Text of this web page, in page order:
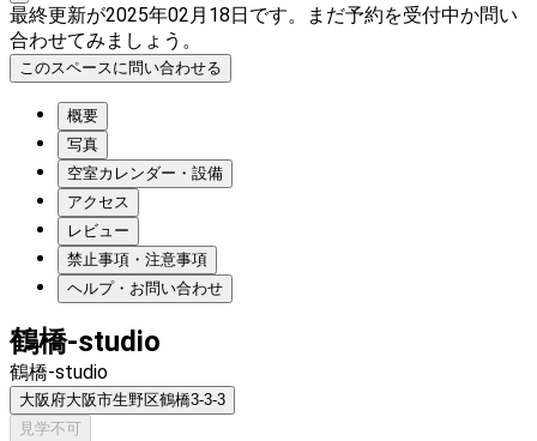
最終更新が2025年02月18日です。まだ予約を受付中か問い
合わせてみましょう。
このスペースに問い合わせる
概要
写真
空室カレンダー・設備
アクセス
レビュー
禁止事項・注意事項
ヘルプ・お問い合わせ
鶴橋-studio
鶴橋-studio
大阪府大阪市生野区鶴橋3-3-3
見学不可